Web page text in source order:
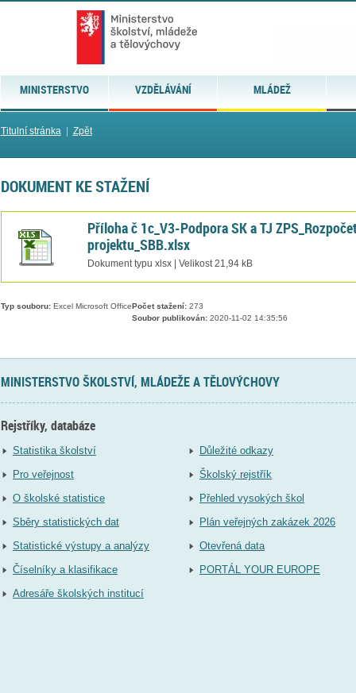
MINISTERSTVO VZDĚLÁVÁNÍ MLÁDEŽ
Titulní stránka| Zpět
DOKUMENT KE STAŽENÍ
Příloha č 1c_V3-Podpora SK a TJ
projektu_SBB.xlsx
Dokument typu xlsx | Velikost 21,94 kB
Typ souboru:Excel Microsoft Office Počet stažení:273
Soubor publikován:2020-11-02 14:35:56
MINISTERSTVO ŠKOLSTVÍ, MLÁDEŽE A TĚLOVÝCHOVY
Rejstříky, databáze
Statistika školství
Pro veřejnost
O školské statistice
Sběry statistických dat
Statistické výstupy a analýzy
Číselníky a klasifikace
Adresáře školských institucí
Důležité odkazy
Školský rejstřík
Přehled vysokých škol
Plán veřejných zakázek 2026
Otevřená data
PORTÁL YOUR EUROPE